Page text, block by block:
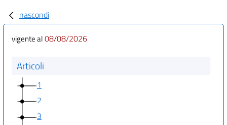
nascondi
vigente al08/08/2026
Articoli
1
2
3